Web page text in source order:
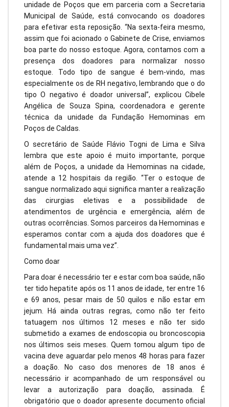
unidade de Poços que em parceria com a Secretaria
Municipal de Saúde, está convocando os doadores
para efetivar esta reposição. “Na sexta-feira mesmo,
assim que foi acionado o Gabinete de Crise, enviamos
boa parte do nosso estoque. Agora, contamos com a
presença dos doadores para normalizar nosso
estoque. Todo tipo de sangue é bem-vindo, mas
especialmente os de RH negativo, lembrando que o do
tipo O negativo é doador universal”, explicou Cibele
Angélica de Souza Spina, coordenadora e gerente
técnica da unidade da Fundação Hemominas em
Poços de Caldas.
O secretário de Saúde Flávio Togni de Lima e Silva
lembra que este apoio é muito importante, porque
além de Poços, a unidade da Hemominas na cidade,
atende a 12 hospitais da região. “Ter o estoque de
sangue normalizado aqui significa manter a realização
das cirurgias eletivas e a possibilidade de
atendimentos de urgência e emergência, além de
outras ocorrências. Somos parceiros da Hemominas e
esperamos contar com a ajuda dos doadores que é
fundamental mais uma vez”.
Como doar
Para doar é necessário ter e estar com boa saúde, não
ter tido hepatite após os 11 anos de idade, ter entre 16
e 69 anos, pesar mais de 50 quilos e não estar em
jejum. Há ainda outras regras, como não ter feito
tatuagem nos últimos 12 meses e não ter sido
submetido a exames de endoscopia ou broncoscopia
nos últimos seis meses. Quem tomou algum tipo de
vacina deve aguardar pelo menos 48 horas para fazer
a doação. No caso dos menores de 18 anos é
necessário ir acompanhado de um responsável ou
levar a autorização para doação, assinada. É
obrigatório que o doador apresente documento oficial